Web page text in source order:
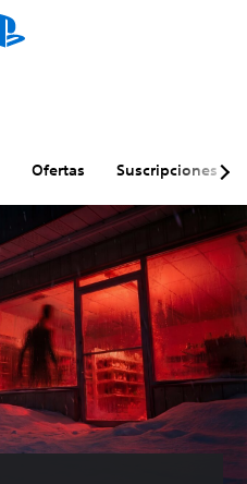
Ofertas Suscripciones